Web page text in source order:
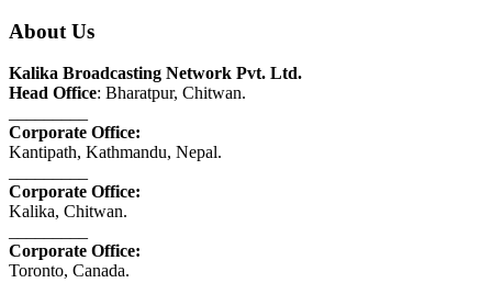
About Us
Kalika Broadcasting Network Pvt. Ltd.
Head Office: Bharatpur, Chitwan.
Corporate Office:
Kantipath, Kathmandu, Nepal.
Corporate Office:
Kalika, Chitwan.
Corporate Office:
Toronto, Canada.